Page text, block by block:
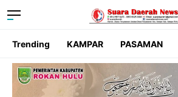
Trending KAMPAR PASAMAN